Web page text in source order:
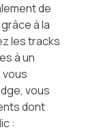
de
à la
les tracks
à un
vous
dont
: